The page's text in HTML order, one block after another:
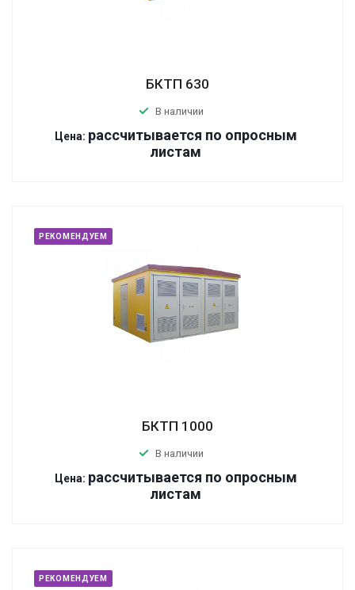
БКТП 630
В наличии
Цена: рассчитывается по опросным
листам
РЕКОМЕНДУЕМ
БКТП 1000
В наличии
Цена: рассчитывается по опросным
листам
РЕКОМЕНДУЕМ